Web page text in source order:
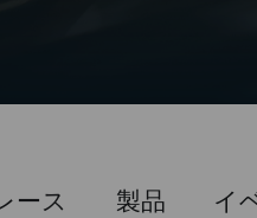
ース 製品 イ